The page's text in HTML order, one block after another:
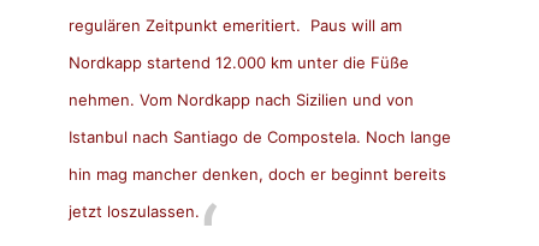
regulären Zeitpunkt emeritiert. Paus will am
Nordkapp startend 12.000 km unter die Füße
nehmen. Vom Nordkapp nach Sizilien und von
Istanbul nach Santiago de Compostela. Noch lange
hin mag mancher denken, doch er beginnt bereits
jetzt loszulassen.